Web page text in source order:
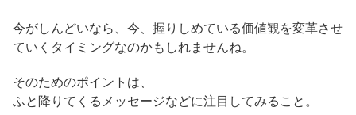
今がしんどいなら、今、握りしめている価値観を変革させ
ていくタイミングなのかもしれませんね。
そのためのポイントは、
ふと降りてくるメッセージなどに注目してみること。